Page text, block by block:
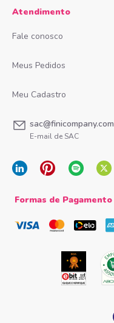
Atendimento
Fale conosco
Meus Pedidos
Meu Cadastro
sac@finicompany.com
E-mail de SAC
Formas de Pagamento